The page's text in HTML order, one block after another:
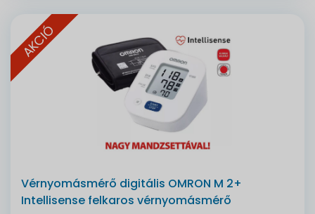
AKCIÓ
Vérnyomásmérő digitális OMRON M 2+
Intellisense felkaros vérnyomásmérő